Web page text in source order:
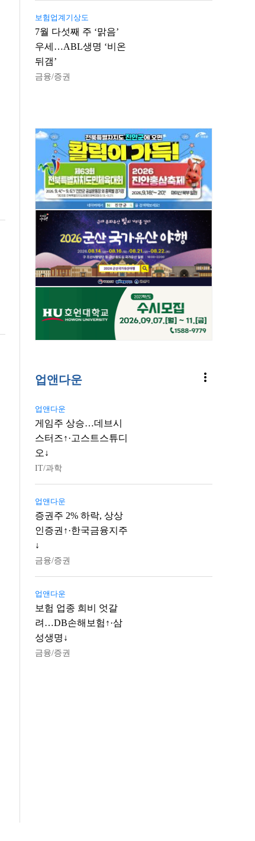
보험업계기상도
7월 다섯째 주 ‘맑음’
우세…ABL생명 ‘비온
뒤갬’
금융/증권
업앤다운 more_vert
업앤다운
게임주 상승…데브시
스터즈↑·고스트스튜디
오↓
IT/과학
업앤다운
증권주 2% 하락, 상상
인증권↑·한국금융지주
↓
금융/증권
업앤다운
보험 업종 희비 엇갈
려…DB손해보험↑·삼
성생명↓
금융/증권